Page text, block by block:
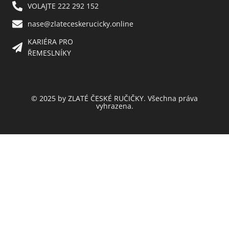
VOLAJTE 222 292 152
nase@zlateceskerucicky.online
KARIÉRA PRO
ŘEMESLNÍKY
© 2025 by ZLATÉ ČESKÉ RUČIČKY. Všechna práva
vyhrazena.